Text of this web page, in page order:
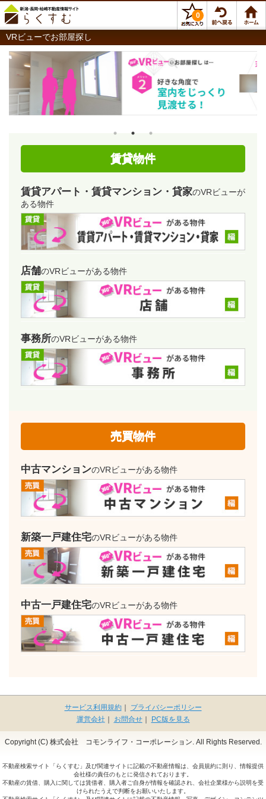
0
VRビューでお部屋探し
賃貸物件
賃貸アパート・賃貸マンション・貸家のVRビューが
ある物件
店舗のVRビューがある物件
事務所のVRビューがある物件
売買物件
中古マンションのVRビューがある物件
新築一戸建住宅のVRビューがある物件
中古一戸建住宅のVRビューがある物件
サービス利用規約｜
プライバシーポリシー
運営会社 ｜ お問合せ｜ PC版を見る
Copyright (C) 株式会社 コモンライフ・コーポレーション. All Rights Reserved.
不動産検索サイト「らくすむ」及び関連サイトに記載の不動産情報は、会員規約に則り、情報提供
会社様の責任のもとに発信されております。
不動産の賃借、購入に関しては賃借者、購入者ご自身が情報を確認され、会社企業様から説明を受
けられたうえで判断をお願いいたします。